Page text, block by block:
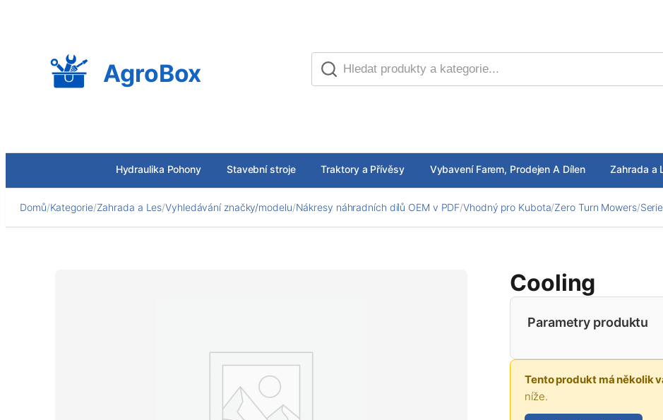
AgroBox
Hydraulika Pohony Stavební stroje Traktory a Přívěsy Vybavení Farem, Prodejen A Dílen Zahrada a
Domů/Kategorie/Zahrada a Les/Vyhledávání značky/modelu/Nákresy náhradních dílů OEM v PDF/Vhodný pro Kubota/Zero Turn Mowers/
Cooling
Parametry produktu
Tento produkt má několik
níže.